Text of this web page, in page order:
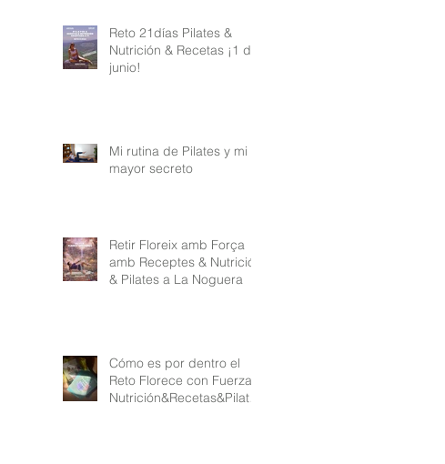
Reto 21días Pilates &
Nutrición & Recetas ¡1 de
junio!
Mi rutina de Pilates y mi
mayor secreto
Retir Floreix amb Força
amb Receptes & Nutrició
& Pilates a La Noguera
Cómo es por dentro el
Reto Florece con Fuerza
Nutrición&Recetas&Pilate